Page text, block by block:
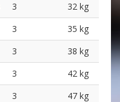
3
32 kg
3
35 kg
3
38 kg
3
42 kg
3
47 kg